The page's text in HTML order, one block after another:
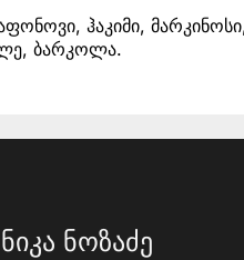
ჰაკიმი,
ბარკოლა.
ნიკა ნოზაძე